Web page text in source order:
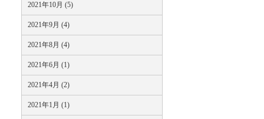
2021年10月 (5)
2021年9月 (4)
2021年8月 (4)
2021年6月 (1)
2021年4月 (2)
2021年1月 (1)